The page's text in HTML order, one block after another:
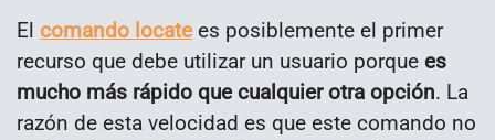
El comando locatees posiblemente el primer
recurso que debe utilizar un usuario porque es
mucho más rápido que cualquier otra opción. La
razón de esta velocidad es que este comando no